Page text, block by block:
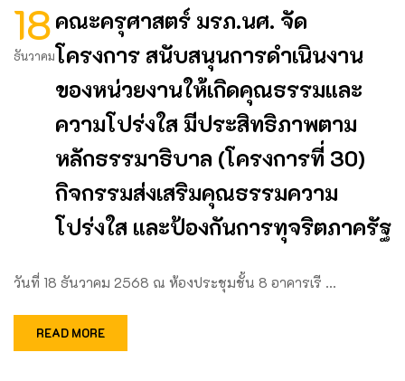
18
ธันวาคม
คณะครุศาสตร์ มรภ.นศ. จัด
โครงการ สนับสนุนการดำเนินงาน
ของหน่วยงานให้เกิดคุณธรรมและ
ความโปร่งใส มีประสิทธิภาพตาม
หลักธรรมาธิบาล (โครงการที่ 30)
กิจกรรมส่งเสริมคุณธรรมความ
โปร่งใส และป้องกันการทุจริตภาครัฐ
วันที่ 18 ธันวาคม 2568 ณ ห้องประชุมชั้น 8 อาคารเรี …
READ MORE